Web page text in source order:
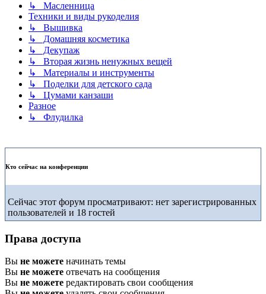
↳ Масленница
Техники и виды рукоделия
↳ Вышивка
↳ Домашняя косметика
↳ Декупаж
↳ Вторая жизнь ненужных вещей
↳ Материалы и инструменты
↳ Поделки для детского сада
↳ Цумами канзаши
Разное
↳ Флудилка
Кто сейчас на конференции
Сейчас этот форум просматривают: нет зарегистрированных
пользователей и 18 гостей
Права доступа
Вы не можете начинать темы
Вы не можете отвечать на сообщения
Вы не можете редактировать свои сообщения